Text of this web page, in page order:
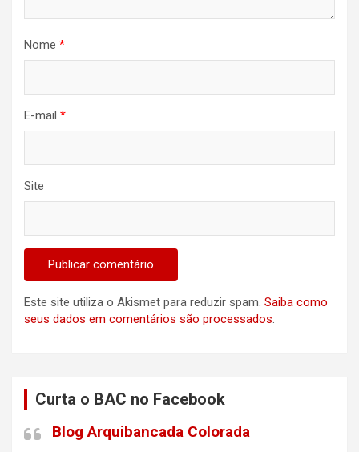
Nome *
E-mail *
Site
Este site utiliza o Akismet para reduzir spam. Saiba como
seus dados em comentários são processados.
Curta o BAC no Facebook
Blog Arquibancada Colorada